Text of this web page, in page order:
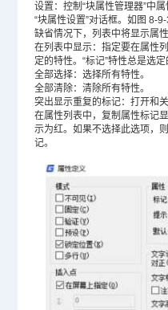
设置：控制“块属性管理器”中
“块属性设置”对话框。如图 8-9-
缺省情况下，列表中将显示属
在列表中显示：指定要在属性
定的特性。“标记”特性总是选定
全部选择：选择所有特性。
全部清除：清除所有特性。
突出显示重复的标记：打开和
在属性列表中，复制属性标记显
示为红。如果不选择此选项，
记。